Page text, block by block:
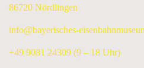
86720 Nördlingen
info@bayerisches-
+49 9081 24309 (9 – 18 Uhr)